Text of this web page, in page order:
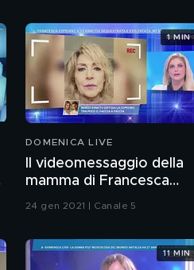
DOMENICA LIVE
Il videomessaggio della
mamma di Francesca
24 gen 2021 | Canale 5
1 MIN
11 MIN